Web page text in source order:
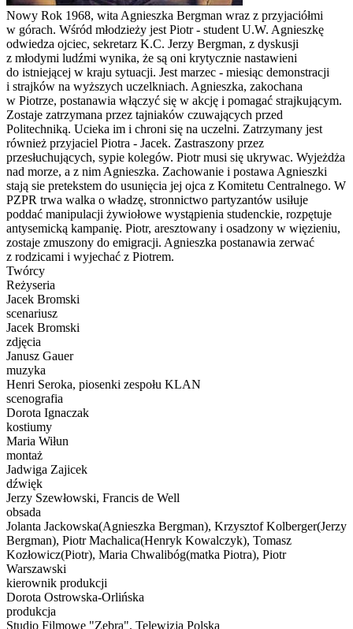
Nowy Rok 1968, wita Agnieszka Bergman wraz z przyjaciółmi
w górach. Wśród młodzieży jest Piotr - student U.W. Agnieszkę
odwiedza ojciec, sekretarz K.C. Jerzy Bergman, z dyskusji
z młodymi ludźmi wynika, że są oni krytycznie nastawieni
do istniejącej w kraju sytuacji. Jest marzec - miesiąc demonstracji
i strajków na wyższych uczelkniach. Agnieszka, zakochana
w Piotrze, postanawia włączyć się w akcję i pomagać strajkującym.
Zostaje zatrzymana przez tajniaków czuwających przed
Politechniką. Ucieka im i chroni się na uczelni. Zatrzymany jest
również przyjaciel Piotra - Jacek. Zastraszony przez
przesłuchujących, sypie kolegów. Piotr musi się ukrywac. Wyjeżdża
nad morze, a z nim Agnieszka. Zachowanie i postawa Agnieszki
stają sie pretekstem do usunięcia jej ojca z Komitetu Centralnego. W
PZPR trwa walka o władzę, stronnictwo partyzantów usiłuje
poddać manipulacji żywiołowe wystąpienia studenckie, rozpętuje
antysemicką kampanię. Piotr, aresztowany i osadzony w więzieniu,
zostaje zmuszony do emigracji. Agnieszka postanawia zerwać
z rodzicami i wyjechać z Piotrem.
Twórcy
Reżyseria
Jacek Bromski
scenariusz
Jacek Bromski
zdjęcia
Janusz Gauer
muzyka
Henri Seroka, piosenki zespołu KLAN
scenografia
Dorota Ignaczak
kostiumy
Maria Wiłun
montaż
Jadwiga Zajicek
dźwięk
Jerzy Szewłowski, Francis de Well
obsada
Jolanta Jackowska(Agnieszka Bergman), Krzysztof Kolberger(Jerzy
Bergman), Piotr Machalica(Henryk Kowalczyk), Tomasz
Kozłowicz(Piotr), Maria Chwalibóg(matka Piotra), Piotr
Warszawski
kierownik produkcji
Dorota Ostrowska-Orlińska
produkcja
Studio Filmowe "Zebra", Telewizja Polska